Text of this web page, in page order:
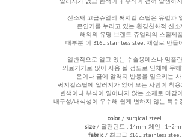
신소재 고급쥬얼리 써지컬 스틸은 유럽과
큰인기를 누리고 있는 환경친화적 신소
해외의 유명 브랜드 쥬얼리의 스틸제
대부분 이 316L stainless steel 재질로 만들
일반적으로 알고 있는 수술용메스나 임플
의료기기로 많이 사용 될 정도로 인체에 무
은이나 금에 알러지 반응을 일으키는
써지컬스틸에 알러지가 없어 모든 사람이 착용
변색이나 부식이 일어나지 않는 소재로 마감
내구성/내식성이 우수해 쉽게 변하지 않는 특수
color / surgical steel
size/ 달팬던트 : 14mm 체인 :
fabric / 최고급 316L stainless steel